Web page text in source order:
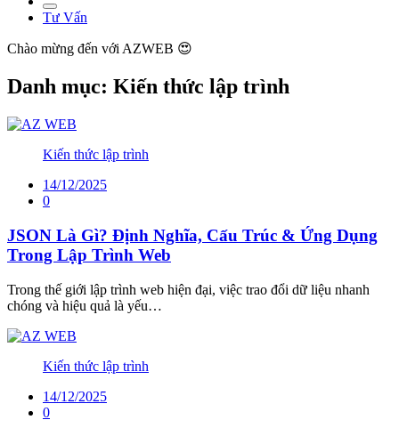
Tư Vấn
Chào mừng đến vớiAZWEB 😍
Danh mục: Kiến thức lập trình
Kiến thức lập trình
14/12/2025
0
JSON Là Gì? Định Nghĩa, Cấu Trúc & Ứng Dụng
Trong Lập Trình Web
Trong thế giới lập trình web hiện đại, việc trao đổi dữ liệu nhanh
chóng và hiệu quả là yếu…
Kiến thức lập trình
14/12/2025
0